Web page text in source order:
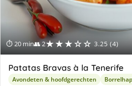
⏱ 20 min👥 2★★★☆☆ 3.25 (4)
Patatas Bravas à la Tenerife
Avondeten & hoofdgerechten